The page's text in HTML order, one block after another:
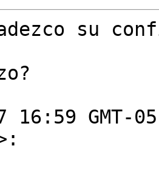
su
16:59 GMT-